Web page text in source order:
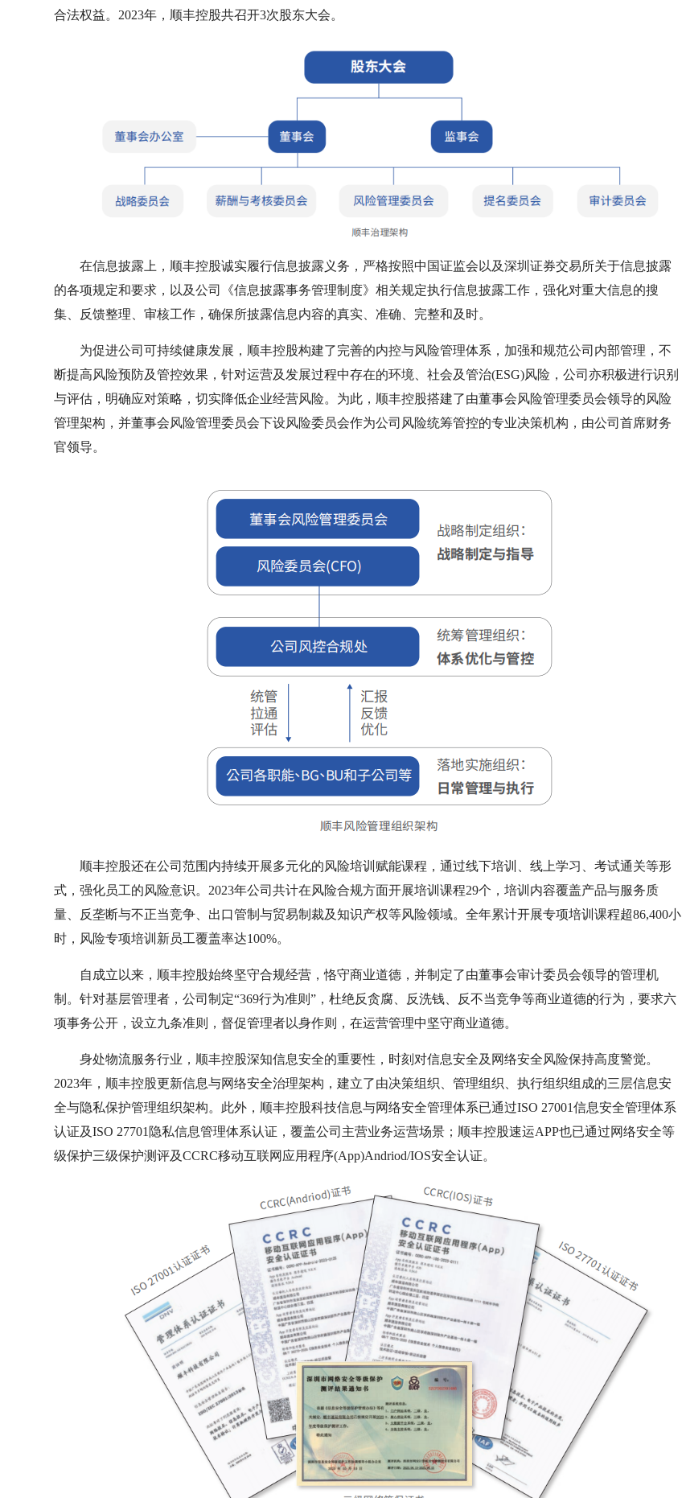
合法权益。2023年，顺丰控股共召开3次股东大会。
在信息披露上，顺丰控股诚实履行信息披露义务，严格按照中国证监会以及深圳证券交易所关于信息披露
的各项规定和要求，以及公司《信息披露事务管理制度》相关规定执行信息披露工作，强化对重大信息的搜
集、反馈整理、审核工作，确保所披露信息内容的真实、准确、完整和及时。
为促进公司可持续健康发展，顺丰控股构建了完善的内控与风险管理体系，加强和规范公司内部管理，不
断提高风险预防及管控效果，针对运营及发展过程中存在的环境、社会及管治(ESG)风险，公司亦积极进行识别
与评估，明确应对策略，切实降低企业经营风险。为此，顺丰控股搭建了由董事会风险管理委员会领导的风险
管理架构，并董事会风险管理委员会下设风险委员会作为公司风险统筹管控的专业决策机构，由公司首席财务
官领导。
顺丰控股还在公司范围内持续开展多元化的风险培训赋能课程，通过线下培训、线上学习、考试通关等形
式，强化员工的风险意识。2023年公司共计在风险合规方面开展培训课程29个，培训内容覆盖产品与服务质
量、反垄断与不正当竞争、出口管制与贸易制裁及知识产权等风险领域。全年累计开展专项培训课程超86,400小
时，风险专项培训新员工覆盖率达100%。
自成立以来，顺丰控股始终坚守合规经营，恪守商业道德，并制定了由董事会审计委员会领导的管理机
制。针对基层管理者，公司制定“369行为准则”，杜绝反贪腐、反洗钱、反不当竞争等商业道德的行为，要求六
项事务公开，设立九条准则，督促管理者以身作则，在运营管理中坚守商业道德。
身处物流服务行业，顺丰控股深知信息安全的重要性，时刻对信息安全及网络安全风险保持高度警觉。
2023年，顺丰控股更新信息与网络安全治理架构，建立了由决策组织、管理组织、执行组织组成的三层信息安
全与隐私保护管理组织架构。此外，顺丰控股科技信息与网络安全管理体系已通过ISO 27001信息安全管理体系
认证及ISO 27701隐私信息管理体系认证，覆盖公司主营业务运营场景；顺丰控股速运APP也已通过网络安全等
级保护三级保护测评及CCRC移动互联网应用程序(App)Andriod/IOS安全认证。